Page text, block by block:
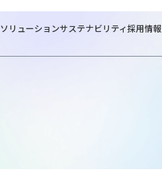
ソリューションサステナビリティ採用情報